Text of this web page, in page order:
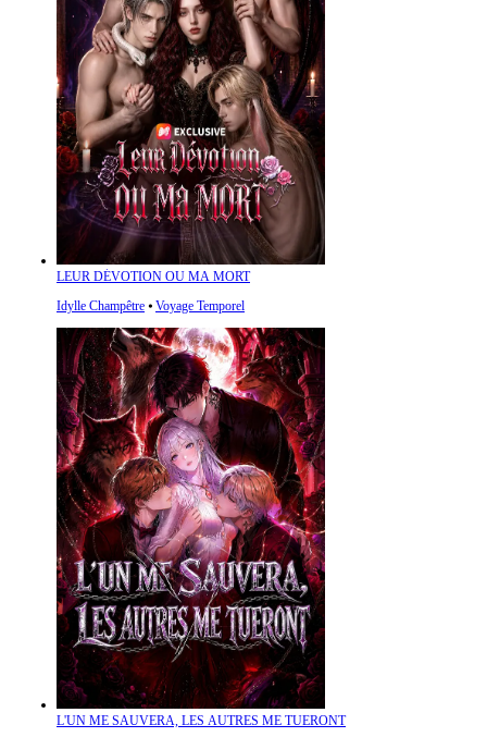
LEUR DÉVOTION OU MA MORT
Idylle Champêtre ⦁ Voyage Temporel
L'UN ME SAUVERA, LES AUTRES ME TUERONT